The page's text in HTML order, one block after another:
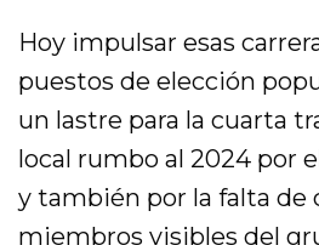
Hoy impulsar esas
puestos de elección
un lastre para la cuarta
local rumbo al 2024 por
y también por la falta de
miembros visibles del